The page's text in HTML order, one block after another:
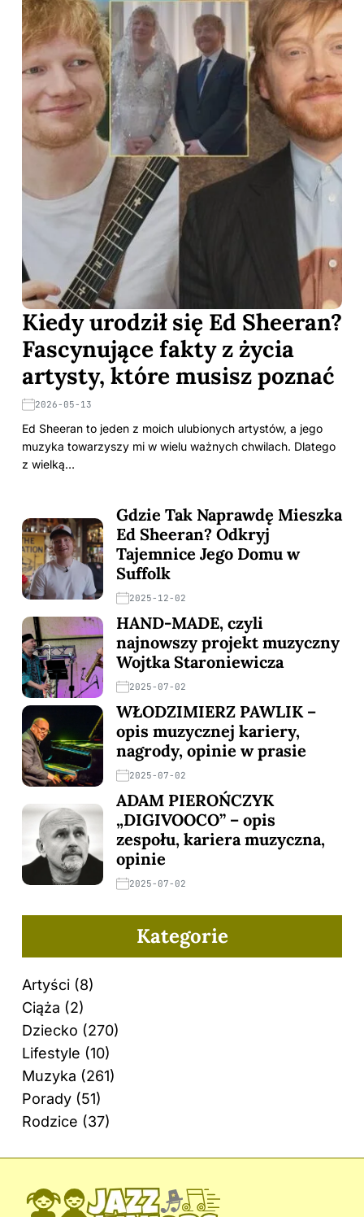
Kiedy urodził się Ed Sheeran?
Fascynujące fakty z życia
artysty, które musisz poznać
2026-05-13
Ed Sheeran to jeden z moich ulubionych artystów, a jego
muzyka towarzyszy mi w wielu ważnych chwilach. Dlatego
z wielką…
Gdzie Tak Naprawdę Mieszka
Ed Sheeran? Odkryj
Tajemnice Jego Domu w
Suffolk
2025-12-02
HAND-MADE, czyli
najnowszy projekt muzyczny
Wojtka Staroniewicza
2025-07-02
WŁODZIMIERZ PAWLIK –
opis muzycznej kariery,
nagrody, opinie w prasie
2025-07-02
ADAM PIEROŃCZYK
„DIGIVOOCO” – opis
zespołu, kariera muzyczna,
opinie
2025-07-02
Kategorie
Artyści (8)
Ciąża (2)
Dziecko (270)
Lifestyle (10)
Muzyka (261)
Porady (51)
Rodzice (37)